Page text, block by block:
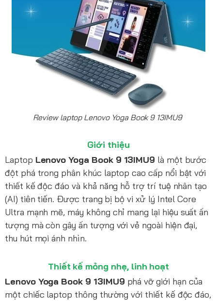
Review laptop Lenovo Yoga Book 9 13IMU9
Giới thiệu
Laptop Lenovo Yoga Book 9 13IMU9 là một bước
đột phá trong phân khúc laptop cao cấp nổi bật với
thiết kế độc đáo và khả năng hỗ trợ trí tuệ nhân tạo
(AI) tiên tiến. Được trang bị bộ vi xử lý Intel Core
Ultra mạnh mẽ, máy không chỉ mang lại hiệu suất ấn
tượng mà còn gây ấn tượng với vẻ ngoài hiện đại,
thu hút mọi ánh nhìn.
Thiết kế mỏng nhẹ, linh hoạt
Lenovo Yoga Book 9 13IMU9 phá vỡ giới hạn của
một chiếc laptop thông thường với thiết kế độc đáo,